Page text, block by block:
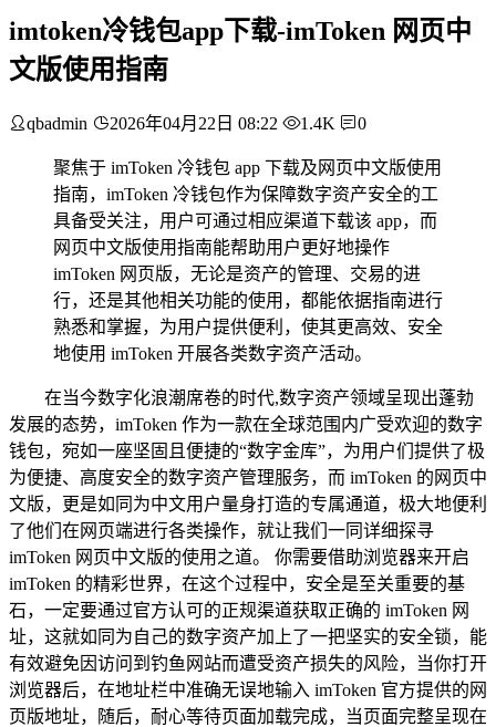
imtoken冷钱包app下载-imToken 网页中
文版使用指南
qbadmin 2026年04月22日 08:22 1.4K 0
聚焦于 imToken 冷钱包 app 下载及网页中文版使用
指南，imToken 冷钱包作为保障数字资产安全的工
具备受关注，用户可通过相应渠道下载该 app，而
网页中文版使用指南能帮助用户更好地操作
imToken 网页版，无论是资产的管理、交易的进
行，还是其他相关功能的使用，都能依据指南进行
熟悉和掌握，为用户提供便利，使其更高效、安全
地使用 imToken 开展各类数字资产活动。
在当今数字化浪潮席卷的时代,数字资产领域呈现出蓬勃
发展的态势，imToken 作为一款在全球范围内广受欢迎的数字
钱包，宛如一座坚固且便捷的“数字金库”，为用户们提供了极
为便捷、高度安全的数字资产管理服务，而 imToken 的网页中
文版，更是如同为中文用户量身打造的专属通道，极大地便利
了他们在网页端进行各类操作，就让我们一同详细探寻
imToken 网页中文版的使用之道。 你需要借助浏览器来开启
imToken 的精彩世界，在这个过程中，安全是至关重要的基
石，一定要通过官方认可的正规渠道获取正确的 imToken 网
址，这就如同为自己的数字资产加上了一把坚实的安全锁，能
有效避免因访问到钓鱼网站而遭受资产损失的风险，当你打开
浏览器后，在地址栏中准确无误地输入 imToken 官方提供的网
页版地址，随后，耐心等待页面加载完成，当页面完整呈现在